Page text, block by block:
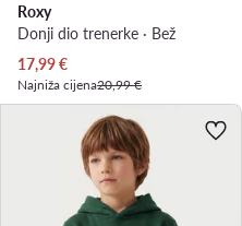
Roxy
Donji dio trenerke · Bež
Trenutna cijena
17,99€
Najniža cijena20,99 €